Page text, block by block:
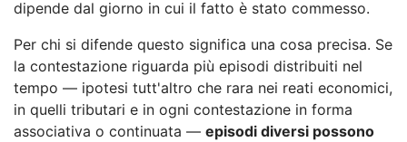
dipende dal giorno in cui il fatto è stato commesso.
Per chi si difende questo significa una cosa precisa. Se
la contestazione riguarda più episodi distribuiti nel
tempo — ipotesi tutt'altro che rara nei reati economici,
in quelli tributari e in ogni contestazione in forma
associativa o continuata — episodi diversi possono